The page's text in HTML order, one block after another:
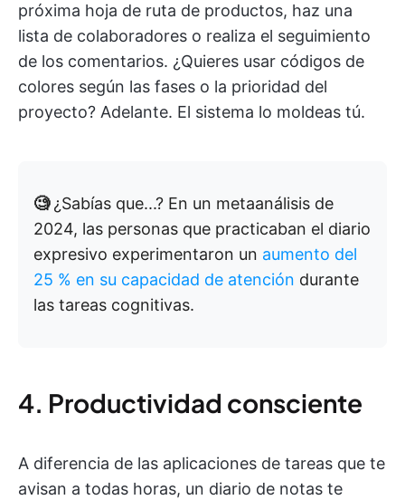
próxima hoja de ruta de productos, haz una
lista de colaboradores o realiza el seguimiento
de los comentarios. ¿Quieres usar códigos de
colores según las fases o la prioridad del
proyecto? Adelante. El sistema lo moldeas tú.
🧐¿Sabías que...? En un metaanálisis de
2024, las personas que practicaban el diario
expresivo experimentaron un aumento del
25 % en su capacidad de atención durante
las tareas cognitivas.
4. Productividad consciente
A diferencia de las aplicaciones de tareas que te
avisan a todas horas, un diario de notas te